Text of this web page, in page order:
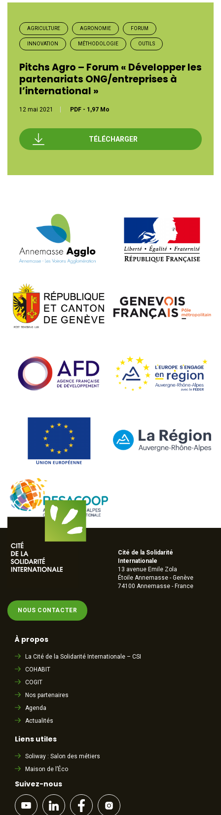
AGRICULTURE AGRONOMIE FORUM
INNOVATION MÉTHODOLOGIE OUTILS
Pitchs Agro – Forum « Développer les
partenariats ONG/entreprises à
l’international »
12 mai 2021 PDF - 1,97 Mo
TÉLÉCHARGER
NOUS CONTACTER
Cité de la Solidarité
Internationale
13 avenue Emile Zola
Étoile Annemasse - Genève
74100 Annemasse - France
À propos
La Cité de la Solidarité Internationale – CSI
COHABIT
COGIT
Nos partenaires
Agenda
Actualités
Liens utiles
Soliway : Salon des métiers
Maison de l’Éco
Suivez-nous